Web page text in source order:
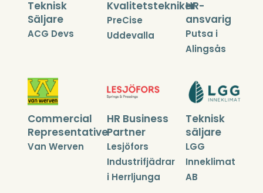
Teknisk
Säljare
ACG Devs
Kvalitetstekniker
PreCise
Uddevalla
HR-
ansvarig
Putsa i
Alingsås
Commercial
Representative
Van Werven
HR Business
Partner
Lesjöfors
Industrifjädrar
i Herrljunga
Teknisk
säljare
LGG
Inneklimat
AB